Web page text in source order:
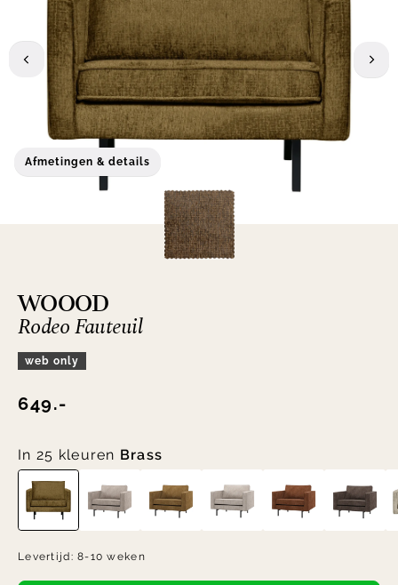
Afmetingen & details
WOOOD
Rodeo Fauteuil
web only
649.-
In 25 kleuren Brass
Levertijd:8-10 weken